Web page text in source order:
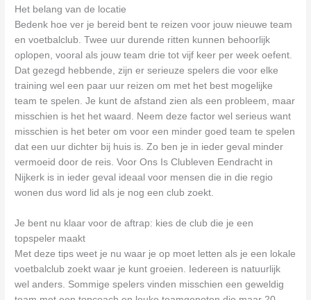
Het belang van de locatie
Bedenk hoe ver je bereid bent te reizen voor jouw nieuwe team
en voetbalclub. Twee uur durende ritten kunnen behoorlijk
oplopen, vooral als jouw team drie tot vijf keer per week oefent.
Dat gezegd hebbende, zijn er serieuze spelers die voor elke
training wel een paar uur reizen om met het best mogelijke
team te spelen. Je kunt de afstand zien als een probleem, maar
misschien is het het waard. Neem deze factor wel serieus want
misschien is het beter om voor een minder goed team te spelen
dat een uur dichter bij huis is. Zo ben je in ieder geval minder
vermoeid door de reis. Voor Ons Is Clubleven Eendracht in
Nijkerk is in ieder geval ideaal voor mensen die in die regio
wonen dus word lid als je nog een club zoekt.
Je bent nu klaar voor de aftrap: kies de club die je een
topspeler maakt
Met deze tips weet je nu waar je op moet letten als je een lokale
voetbalclub zoekt waar je kunt groeien. Iedereen is natuurlijk
wel anders. Sommige spelers vinden misschien een geweldig